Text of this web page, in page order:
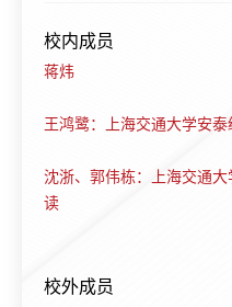
校内成员
蒋炜
王鸿鹭：上海交通大学安
沈浙、郭伟栋：上海交通
读
校外成员